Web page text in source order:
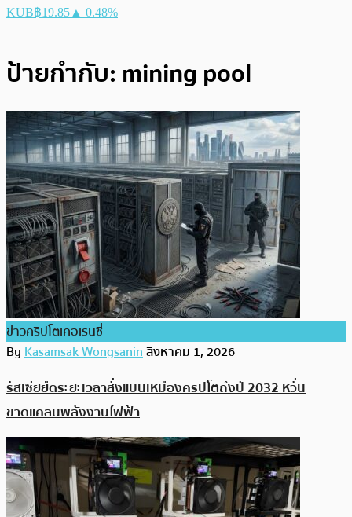
KUB฿19.85 ▲ 0.48%
ป้ายกำกับ: mining pool
ข่าวคริปโตเคอเรนซี่
ByKasamsak Wongsaninสิงหาคม 1, 2026
รัสเซียยืดระยะเวลาสั่งแบนเหมืองคริปโตถึงปี 2032 หวั่น
ขาดแคลนพลังงานไฟฟ้า